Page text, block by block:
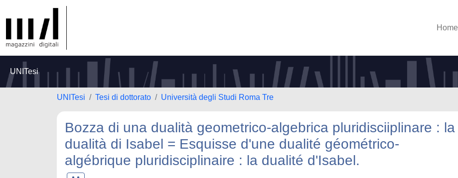
Home
UNITesi
UNITesi Tesi di dottorato Università degli Studi Roma Tre
Bozza di una dualità geometrico-algebrica pluridisciiplinare : la
dualità di Isabel = Esquisse d'une dualité géométrico-
algébrique pluridisciplinaire : la dualité d'Isabel.